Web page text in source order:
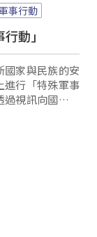
事行動
動」
國家與民族的安
進行「特殊軍事
視訊向國民頒
輔...。